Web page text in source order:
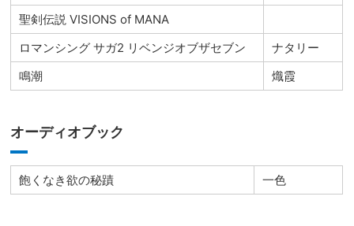
聖剣伝説 VISIONS of MANA
ロマンシング サガ2 リベンジオブザセブン
ナタリー
鳴潮
熾霞
オーディオブック
飽くなき欲の秘蹟 一色